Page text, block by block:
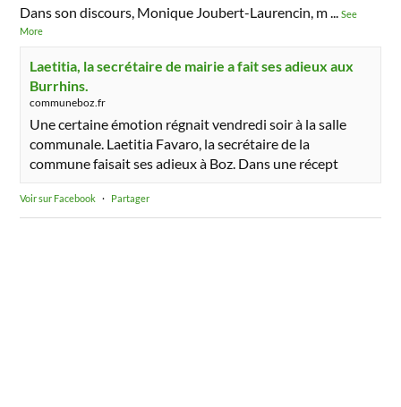
Dans son discours, Monique Joubert-Laurencin, m...See
More
Laetitia, la secrétaire de mairie a fait ses adieux aux
Burrhins.
communeboz.fr
Une certaine émotion régnait vendredi soir à la salle
communale. Laetitia Favaro, la secrétaire de la
commune faisait ses adieux à Boz. Dans une récept
Voir sur Facebook · Partager